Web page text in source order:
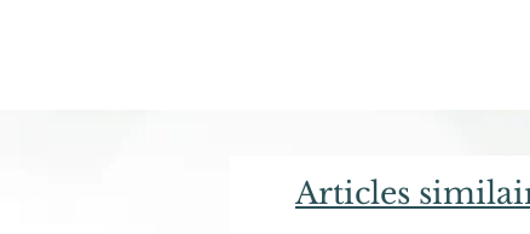
Articles